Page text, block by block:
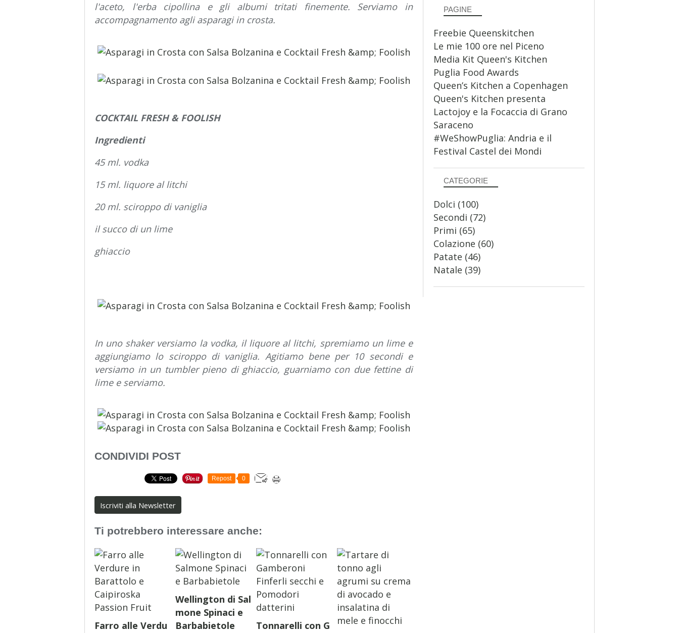
l'aceto, l'erba cipollina e gli albumi tritati finemente. Serviamo in
accompagnamento agli asparagi in crosta.
COCKTAIL FRESH & FOOLISH
Ingredienti
45 ml. vodka
15 ml. liquore al litchi
20 ml. sciroppo di vaniglia
il succo di un lime
ghiaccio
In uno shaker versiamo la vodka, il liquore al litchi, spremiamo un lime e
aggiungiamo lo sciroppo di vaniglia. Agitiamo bene per 10 secondi e
versiamo in un tumbler pieno di ghiaccio, guarniamo con due fettine di
lime e serviamo.
CONDIVIDI POST
Repost 0
Iscriviti alla Newsletter
Ti potrebbero interessare anche:
Farro alle Verdu
Wellington di Sal
mone Spinaci e
Barbabietole
Tonnarelli con G
PAGINE
Freebie Queenskitchen
Le mie 100 ore nel Piceno
Media Kit Queen's Kitchen
Puglia Food Awards
Queen’s Kitchen a Copenhagen
Queen's Kitchen presenta
Lactojoy e la Focaccia di Grano
Saraceno
#WeShowPuglia: Andria e il
Festival Castel dei Mondi
CATEGORIE
Dolci (100)
Secondi (72)
Primi (65)
Colazione (60)
Patate (46)
Natale (39)